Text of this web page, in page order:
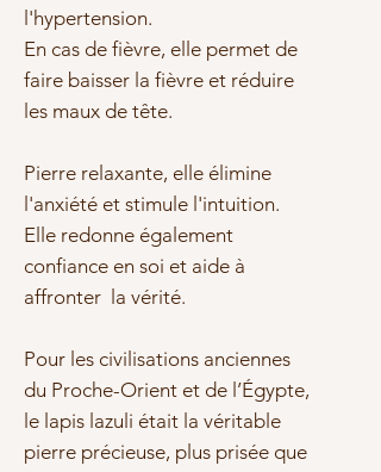
l'hypertension.
En cas de fièvre, elle permet de
faire baisser la fièvre et réduire
les maux de tête.
Pierre relaxante, elle élimine
l'anxiété et stimule l'intuition.
Elle redonne également
confiance en soi et aide à
affronter la vérité.
Pour les civilisations anciennes
du Proche-Orient et de l’Égypte,
le lapis lazuli était la véritable
pierre précieuse, plus prisée que